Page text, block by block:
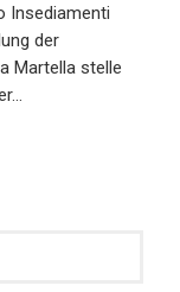
Insediamenti
der
Martella stelle